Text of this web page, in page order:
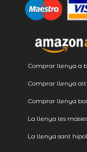
Comprar llenya a
Comprar llenya
Comprar llenya
La llenya les
La llenya sant